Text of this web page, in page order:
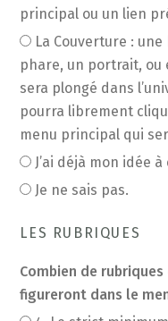
principal ou un lien
La Couverture :
phare, un portrait, ou
sera plongé dans
pourra librement
menu principal qui
J’ai déjà mon idée
Je ne sais pas.
LES RUBRIQUES
Combien de